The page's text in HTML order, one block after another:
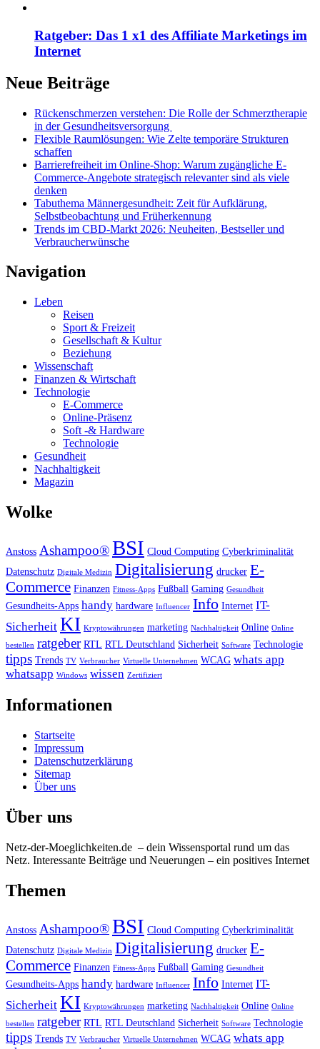
Ratgeber: Das 1 x1 des Affiliate Marketings im
Internet
Neue Beiträge
Rückenschmerzen verstehen: Die Rolle der Schmerztherapie
in der Gesundheitsversorgung
Flexible Raumlösungen: Wie Zelte temporäre Strukturen
schaffen
Barrierefreiheit im Online-Shop: Warum zugängliche E-
Commerce-Angebote strategisch relevanter sind als viele
denken
Tabuthema Männergesundheit: Zeit für Aufklärung,
Selbstbeobachtung und Früherkennung
Trends im CBD-Markt 2026: Neuheiten, Bestseller und
Verbraucherwünsche
Navigation
Leben
Reisen
Sport & Freizeit
Gesellschaft & Kultur
Beziehung
Wissenschaft
Finanzen & Wirtschaft
Technologie
E-Commerce
Online-Präsenz
Soft -& Hardware
Technologie
Gesundheit
Nachhaltigkeit
Magazin
Wolke
Anstoss Ashampoo®BSI Cloud Computing Cyberkriminalität
Datenschutz Digitale Medizin Digitalisierung drucker E-
Commerce Finanzen Fitness-Apps Fußball Gaming Gesundheit
Gesundheits-Apps handy hardware Influencer Info Internet IT-
Sicherheit KI Kryptowährungen marketing Nachhaltigkeit Online Online
bestellen ratgeber RTL RTL Deutschland Sicherheit Software Technologie
tipps Trends TV Verbraucher Virtuelle Unternehmen WCAG whats app
whatsapp Windows wissen Zertifiziert
Informationen
Startseite
Impressum
Datenschutzerklärung
Sitemap
Über uns
Über uns
Netz-der-Moeglichkeiten.de – dein Wissensportal rund um das
Netz. Interessante Beiträge und Neuerungen – ein positives Internet
Themen
Anstoss Ashampoo®BSI Cloud Computing Cyberkriminalität
Datenschutz Digitale Medizin Digitalisierung drucker E-
Commerce Finanzen Fitness-Apps Fußball Gaming Gesundheit
Gesundheits-Apps handy hardware Influencer Info Internet IT-
Sicherheit KI Kryptowährungen marketing Nachhaltigkeit Online Online
bestellen ratgeber RTL RTL Deutschland Sicherheit Software Technologie
tipps Trends TV Verbraucher Virtuelle Unternehmen WCAG whats app